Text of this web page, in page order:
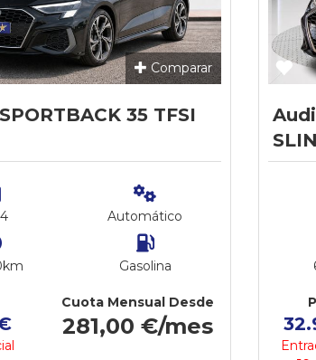
Comparar
35 TFSI
Automático
Gasolina
Cuota Mensual Desde
281,00 €/mes